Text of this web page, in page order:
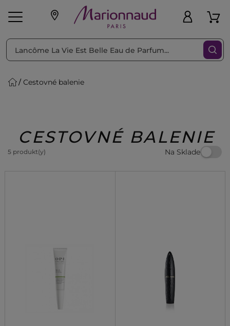
pleť Líčenie
Beauty Zl'avy
Cestovné balenie
CESTOVNÉ BALENIE
5 produkt(y) Na Sklade
Triediť podľa Filtrovať